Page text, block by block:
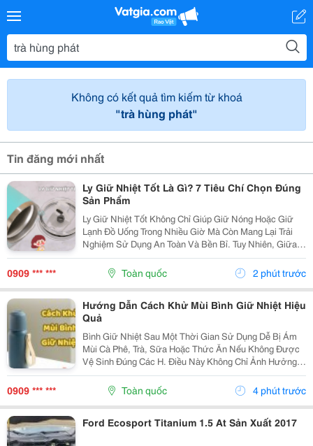
Không có kết quả tìm kiếm từ khoá
"trà hùng phát"
Tin đăng mới nhất
Ly Giữ Nhiệt Tốt Là Gì? 7 Tiêu Chí Chọn Đúng
Sản Phẩm
Ly Giữ Nhiệt Tốt Không Chỉ Giúp Giữ Nóng Hoặc Giữ
Lạnh Đồ Uống Trong Nhiều Giờ Mà Còn Mang Lại Trải
Nghiệm Sử Dụng An Toàn Và Bền Bỉ. Tuy Nhiên, Giữa
Hàng Trăm Mẫu Mã Trên Thị Trường, Không Phải Sản
Phẩm Nào Cũng Đáp Ứng Được Chất Lượng Như Mong
0909 *** *** Toàn quốc 2 phút trước
Hướng Dẫn Cách Khử Mùi Bình Giữ Nhiệt Hiệu
Quả
Bình Giữ Nhiệt Sau Một Thời Gian Sử Dụng Dễ Bị Ám
Mùi Cà Phê, Trà, Sữa Hoặc Thức Ăn Nếu Không Được
Vệ Sinh Đúng Các H. Điều Này Không Chỉ Ảnh Hưởng
Đến Hương Vị Đồ Uống Mà Còn Gây Mất Vệ Sinh. Hãy
Cùng Tìm Hiểu Những Cách Khử Mùi Bình Giữ Nhiệt
0909 *** *** Toàn quốc 4 phút trước
Ford Ecosport Titanium 1.5 At Sản Xuất 2017